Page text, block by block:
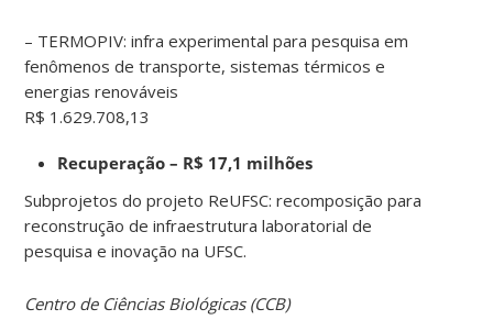
– TERMOPIV: infra experimental para pesquisa em
fenômenos de transporte, sistemas térmicos e
energias renováveis
R$ 1.629.708,13
Recuperação – R$ 17,1 milhões
Subprojetos do projeto ReUFSC: recomposição para
reconstrução de infraestrutura laboratorial de
pesquisa e inovação na UFSC.
Centro de Ciências Biológicas (CCB)